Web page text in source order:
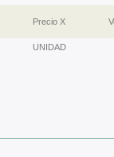
Precio X
UNIDAD